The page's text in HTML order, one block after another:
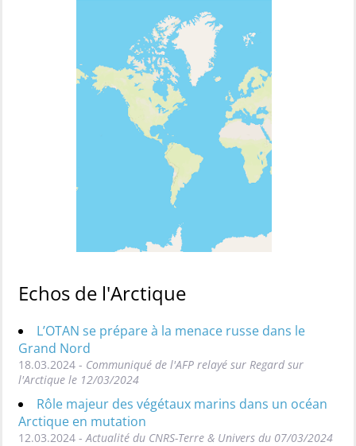
Echos de l'Arctique
L’OTAN se prépare à la menace russe dans le
Grand Nord
18.03.2024 - Communiqué de l'AFP relayé sur Regard sur
l'Arctique le 12/03/2024
Rôle majeur des végétaux marins dans un océan
Arctique en mutation
12.03.2024 - Actualité du CNRS-Terre & Univers du 07/03/2024